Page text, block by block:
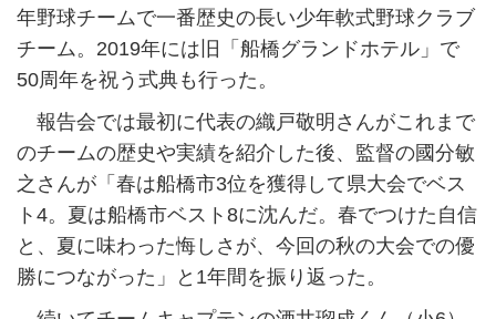
年野球チームで一番歴史の長い少年軟式野球クラブ
チーム。2019年には旧「船橋グランドホテル」で
50周年を祝う式典も行った。
報告会では最初に代表の織戸敬明さんがこれまで
のチームの歴史や実績を紹介した後、監督の國分敏
之さんが「春は船橋市3位を獲得して県大会でベス
ト4。夏は船橋市ベスト8に沈んだ。春でつけた自信
と、夏に味わった悔しさが、今回の秋の大会での優
勝につながった」と1年間を振り返った。